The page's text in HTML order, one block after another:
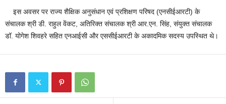
इस अवसर पर राज्य शैक्षिक अनुसंधान एवं प्रशिक्षण परिषद (एनसीईआरटी) के
संचालक श्री डी. राहुल वेंकट, अतिरिक्त संचालक श्री आर.एन. सिंह, संयुक्त संचालक
डॉ. योगेश शिवहरे सहित एनआईसी और एससीईआरटी के अकादमिक सदस्य उपस्थित थे।